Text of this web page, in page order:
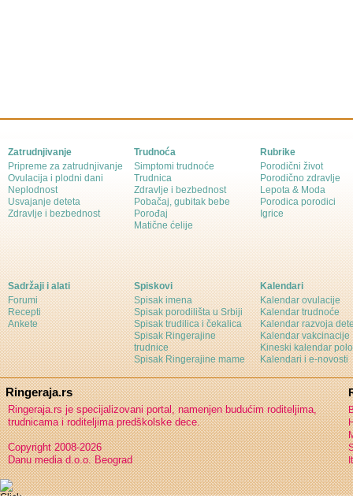
Zatrudnjivanje
Pripreme za zatrudnjivanje
Ovulacija i plodni dani
Neplodnost
Usvajanje deteta
Zdravlje i bezbednost
Trudnoća
Simptomi trudnoće
Trudnica
Zdravlje i bezbednost
Pobačaj, gubitak bebe
Porođaj
Matične ćelije
Rubrike
Porodični život
Porodično zdravlje
Lepota & Moda
Porodica porodici
Igrice
Sadržaji i alati
Forumi
Recepti
Ankete
Spiskovi
Spisak imena
Spisak porodilišta u Srbiji
Spisak trudilica i čekalica
Spisak Ringerajine
trudnice
Spisak Ringerajine mame
Kalendari
Kalendar ovulacije
Kalendar trudnoće
Kalendar razvoja
Kalendar vakcinacije
Kineski kalendar
Kalendari i e-novosti
Ringeraja.rs
Ringeraja.rs je specijalizovani portal, namenjen budućim roditeljima,
trudnicama i roditeljima predškolske dece.
Copyright 2008-2026
Danu media d.o.o. Beograd